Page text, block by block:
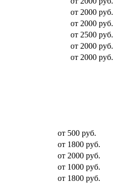
от 2000 руб.
от 2000 руб.
от 2500 руб.
от 2000 руб.
от 2000 руб.
от 500 руб.
от 1800 руб.
от 2000 руб.
от 1000 руб.
от 1800 руб.